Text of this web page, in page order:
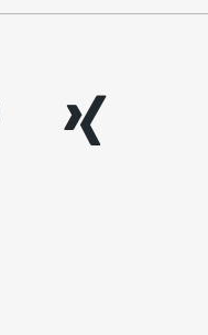
xing